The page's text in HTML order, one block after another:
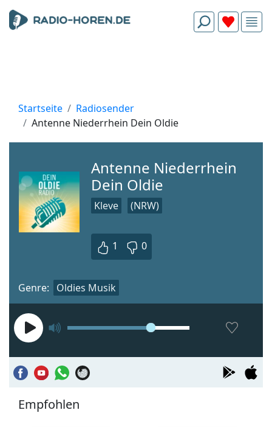
Startseite
Radiosender
Antenne Niederrhein Dein Oldie
Antenne Niederrhein
Dein Oldie
Kleve (NRW)
1 0
Genre: Oldies Musik
Empfohlen